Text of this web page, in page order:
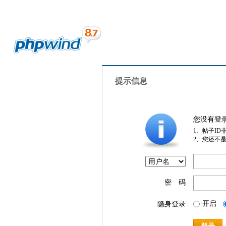
提示信息
您没有登
1、帖子ID
2、您还不
密 码
隐身登录 开启